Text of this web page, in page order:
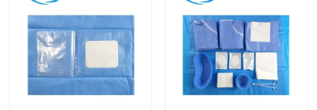
فيديوهات
برنامج VR